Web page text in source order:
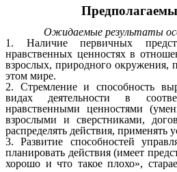
Ожидаемые результаты
1. Наличие первичных
нравственных ценностях в
взрослых, природного окружения,
этом мире.
2. Стремление и способность
видах деятельности в
нравственными ценностями
взрослыми и сверстниками,
распределять действия, применять
3. Развитие способностей
планировать действия (имеет
хорошо и что такое плохо»,